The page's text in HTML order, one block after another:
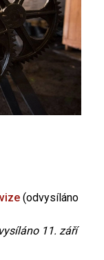
(odvysíláno
11. září